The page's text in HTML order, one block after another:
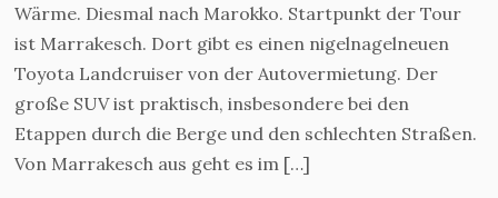
Wärme. Diesmal nach Marokko. Startpunkt der Tour
ist Marrakesch. Dort gibt es einen nigelnagelneuen
Toyota Landcruiser von der Autovermietung. Der
große SUV ist praktisch, insbesondere bei den
Etappen durch die Berge und den schlechten Straßen.
Von Marrakesch aus geht es im […]